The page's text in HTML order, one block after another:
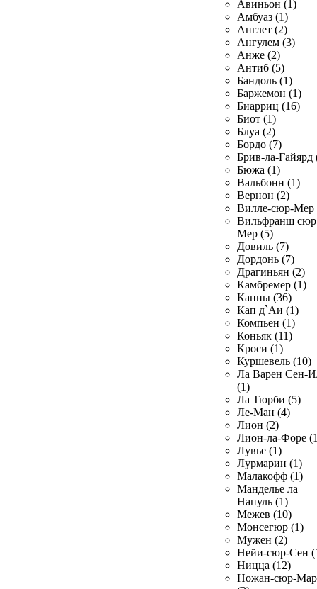
Авиньон (1)
Амбуаз (1)
Англет (2)
Ангулем (3)
Анже (2)
Антиб (5)
Бандоль (1)
Баржемон (1)
Биарриц (16)
Биот (1)
Блуа (2)
Бордо (7)
Брив-ла-Гайярд
Бюжа (1)
Вальбонн (1)
Вернон (2)
Вилле-сюр-Мер
Вильфранш сюр
Мер (5)
Довиль (7)
Дордонь (7)
Драгиньян (2)
Камбремер (1)
Канны (36)
Кап д`Аи (1)
Компьен (1)
Коньяк (11)
Кроси (1)
Куршевель (10)
Ла Варен Сен-
(1)
Ла Тюрби (5)
Ле-Ман (4)
Лион (2)
Лион-ла-Форе
Лувье (1)
Лурмарин (1)
Малакофф (1)
Манделье ла
Напуль (1)
Межев (10)
Монсегюр (1)
Мужен (2)
Нейи-сюр-Сен
Ницца (12)
Ножан-сюр-